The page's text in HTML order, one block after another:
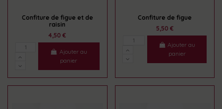
Confiture de figue et de
raisin
4,50 €
Ajouter au
panier
Confiture de figue
5,50 €
Ajouter au
panier